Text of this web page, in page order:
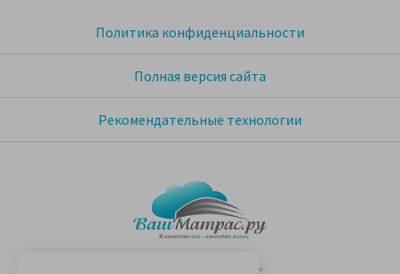
© 2005-2026 «Ваш матрас»
Политика конфиденциальности
Полная версия сайта
Рекомендательные технологии